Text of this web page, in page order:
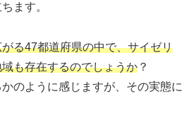
ます。
る47都道府県の中で、サイゼリ
も存在するのでしょうか ？
のように感じますが、その実態に